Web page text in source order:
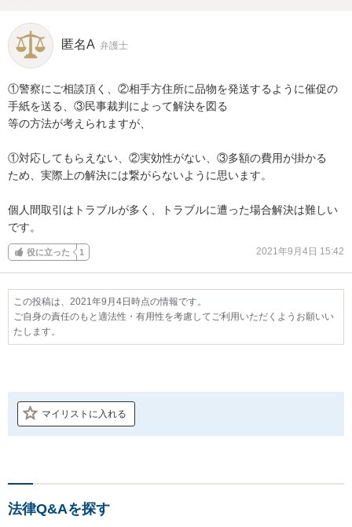
匿名A 弁護士
①警察にご相談頂く、②相手方住所に品物を発送するように催促の
手紙を送る、③民事裁判によって解決を図る
等の方法が考えられますが、
①対応してもらえない、②実効性がない、③多額の費用が掛かる
ため、実際上の解決には繋がらないように思います。
個人間取引はトラブルが多く、トラブルに遭った場合解決は難しい
です。
役に立った 1 2021年9月4日 15:42
この投稿は、2021年9月4日時点の情報です。
ご自身の責任のもと適法性・有用性を考慮してご利用いただくようお願いい
たします。
マイリストに入れる
法律Q&Aを探す